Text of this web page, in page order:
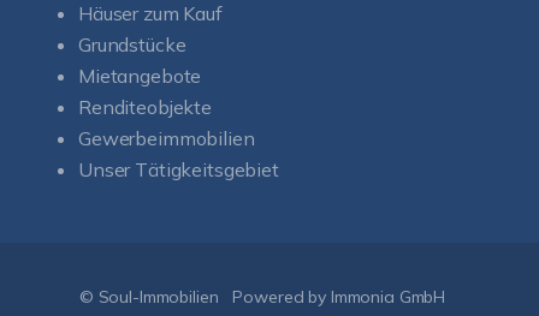
Häuser zum Kauf
Grundstücke
Mietangebote
Renditeobjekte
Gewerbeimmobilien
Unser Tätigkeitsgebiet
© Soul-Immobilien Powered by Immonia GmbH100
%